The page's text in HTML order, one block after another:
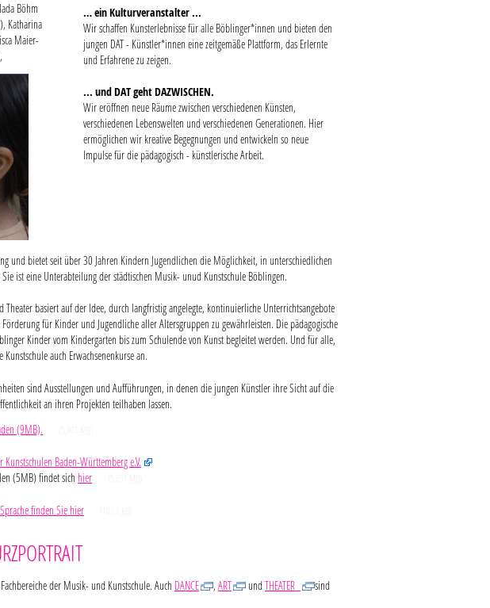
Böhm
Katharina
Maier-
… ein Kulturveranstalter ...
Wir schaffen Kunsterlebnisse für alle Böblinger*innen und bieten den
jungen DAT - Künstler*innen eine zeitgemäße Plattform, das Erlernte
und Erfahrene zu zeigen.
... und DAT geht DAZWISCHEN.
Wir eröffnen neue Räume zwischen verschiedenen Künsten,
verschiedenen Lebenswelten und verschiedenen Generationen. Hier
ermöglichen wir kreative Begegnungen und entwickeln so neue
Impulse für die pädagogisch - künstlerische Arbeit.
und bietet seit über 30 Jahren Kindern Jugendlichen die Möglichkeit, in unterschiedlichen
ist eine Unterabteilung der städtischen Musik- unud Kunstschule Böblingen.
Theater basiert auf der Idee, durch langfristig angelegte, kontinuierliche Unterrichtsangebote
für Kinder und Jugendliche aller Altersgruppen zu gewährleisten. Die pädagogische
Kinder vom Kindergarten bis zum Schulende von Kunst begleitet werden. Und für alle,
auch Erwachsenenkurse an.
sind Ausstellungen und Aufführungen, in denen die jungen Künstler ihre Sicht auf die
an ihren Projekten teilhaben lassen.
(9MB).
Kunstschulen Baden-Württemberg e.V.
(5MB) findet sich hier
finden Sie hier
der Musik- und Kunstschule. Auch DANCE , ART undTHEATER
sind